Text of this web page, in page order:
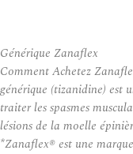
Générique Zanaflex
Comment Achetez
générique (tizanidine) est
traiter les spasmes
lésions de la moelle
*Zanaflex® est une